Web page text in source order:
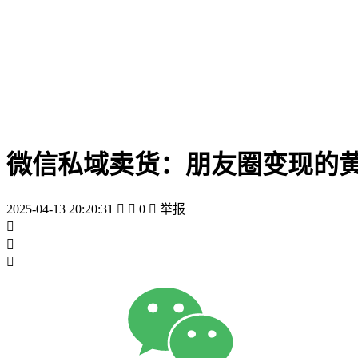
微信私域卖货：朋友圈变现的
2025-04-13 20:20:31   0  举报


